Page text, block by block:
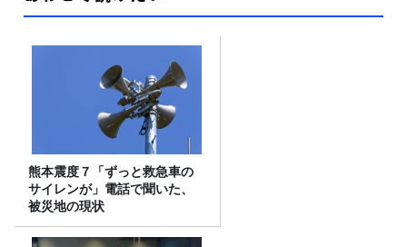
熊本震度７「ずっと救急車の
サイレンが」電話で聞いた、
被災地の現状